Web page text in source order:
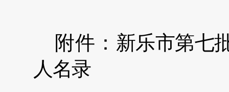
附件： 新乐市第七
人名录